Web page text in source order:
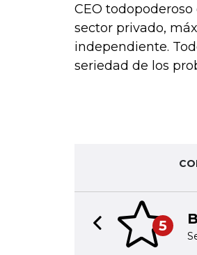
CEO
sector privado,
independiente.
seriedad de los
5
Previous slide